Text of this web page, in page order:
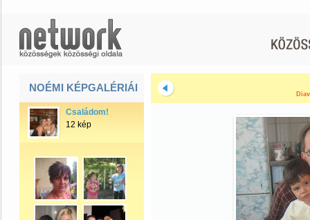
NOÉMI KÉPGALÉRIÁI
Családom!
12 kép